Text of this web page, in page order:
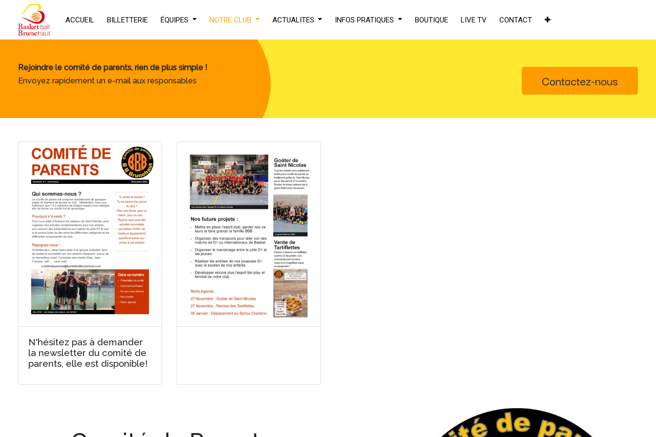
ACCUEIL BILLETTERIE ÉQUIPES NOTRE CLUB ACTUALITES INFOS PRATIQUES BOUTIQUE LIVE TV CONTACT
Rejoindre le comité de parents, rien de plus simple !
Envoyez rapidement un e-mail aux responsables
Contactez-nous
N'hésitez pas à demander
la newsletter du comité de
parents, elle est disponible!
Découvrez l'un de
nos partenaires
Clicker sur l'image